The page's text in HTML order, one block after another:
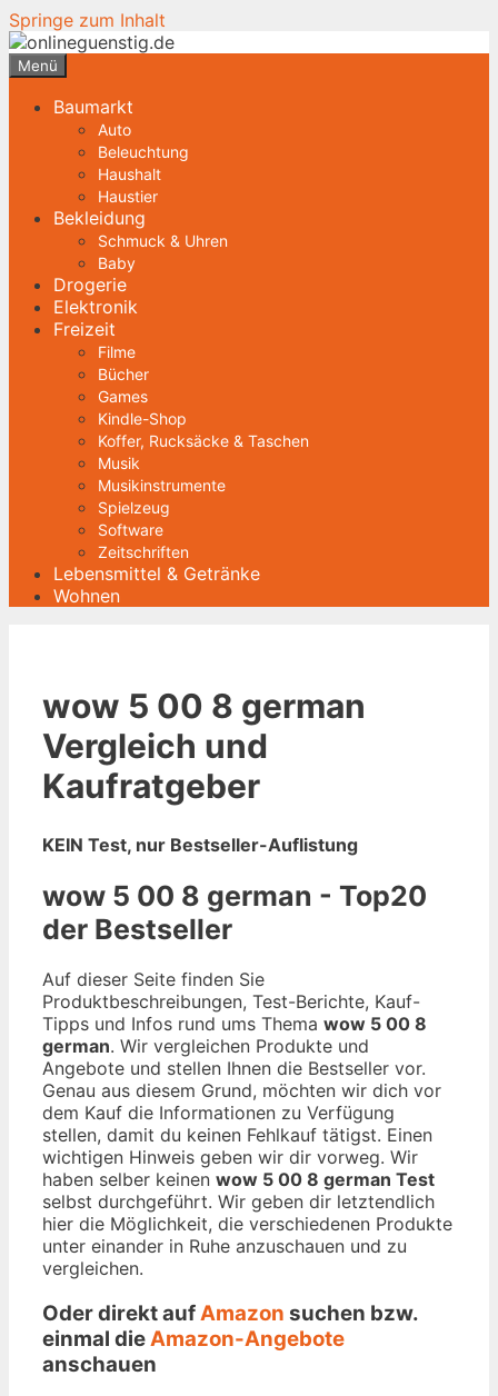
Springe zum Inhalt
Menü
Baumarkt
Auto
Beleuchtung
Haushalt
Haustier
Bekleidung
Schmuck & Uhren
Baby
Drogerie
Elektronik
Freizeit
Filme
Bücher
Games
Kindle-Shop
Koffer, Rucksäcke & Taschen
Musik
Musikinstrumente
Spielzeug
Software
Zeitschriften
Lebensmittel & Getränke
Wohnen
wow 5 00 8 german
Vergleich und
Kaufratgeber
KEIN Test, nur Bestseller-Auflistung
wow 5 00 8 german - Top20
der Bestseller
Auf dieser Seite finden Sie
Produktbeschreibungen, Test-Berichte, Kauf-
Tipps und Infos rund ums Thema wow 5 00 8
german. Wir vergleichen Produkte und
Angebote und stellen Ihnen die Bestseller vor.
Genau aus diesem Grund, möchten wir dich vor
dem Kauf die Informationen zu Verfügung
stellen, damit du keinen Fehlkauf tätigst. Einen
wichtigen Hinweis geben wir dir vorweg. Wir
haben selber keinen wow 5 00 8 german Test
selbst durchgeführt. Wir geben dir letztendlich
hier die Möglichkeit, die verschiedenen Produkte
unter einander in Ruhe anzuschauen und zu
vergleichen.
Oder direkt aufAmazon suchen bzw.
einmal dieAmazon-Angebote
anschauen